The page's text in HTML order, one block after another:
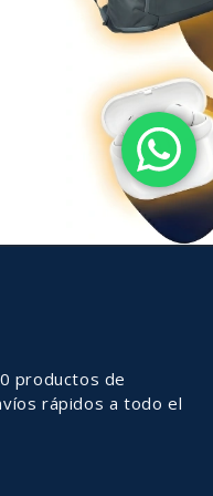
productos de
rápidos a todo el